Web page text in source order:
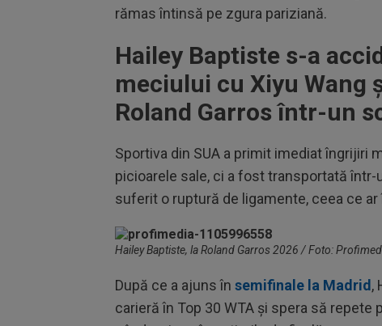
rămas întinsă pe zgura pariziană.
Hailey Baptiste s-a
meciului cu Xiyu Wang
Roland Garros într-un
Sportiva din SUA a primit imediat îngrijiri
picioarele sale, ci a fost transportată
suferit o ruptură de ligamente, ceea ce
Hailey Baptiste, la Roland Garros 2026 / Foto:
După ce a ajuns în semifinale la Madrid ,
carieră în Top 30 WTA și spera să repete